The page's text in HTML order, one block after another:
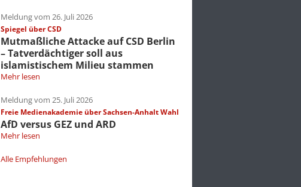
Meldung vom 26. Juli 2026
Spiegel über CSD
Mutmaßliche Attacke auf CSD Berlin
– Tatverdächtiger soll aus
islamistischem Milieu stammen
Mehr lesen
Meldung vom 25. Juli 2026
Freie Medienakademie über Sachsen-Anhalt Wahl
AfD versus GEZ und ARD
Mehr lesen
Alle Empfehlungen